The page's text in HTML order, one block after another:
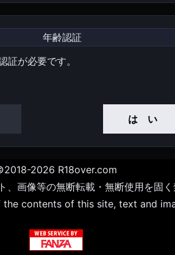
年齢認証
証が必要です。
は い
2026 R18over.com
、画像等の無断転載・無断使用を固く
contents of this site, text and